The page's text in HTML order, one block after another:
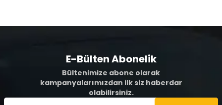
E-Bülten Abonelik
Bültenimize abone olarak
kampanyalarımızdan ilk siz haberdar
olabilirsiniz.